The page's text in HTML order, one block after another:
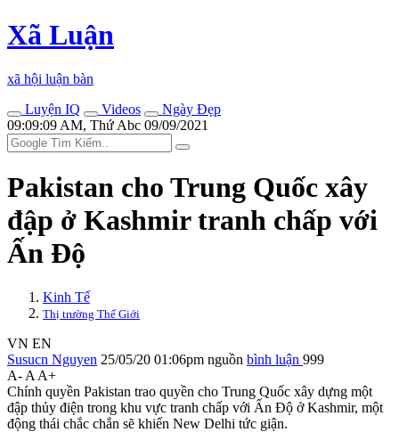
Xã Luận
xã hội luận bàn
Luyện IQ
Videos
Ngày Đẹp
09:09:09 AM, Thứ Abc 09/09/2021
Pakistan cho Trung Quốc xây
đập ở Kashmir tranh chấp với
Ấn Độ
Kinh Tế
Thị trường Thế Giới
VN EN
Susucn Nguyen 25/05/20 01:06pm nguồn bình luận 999
A- A A+
Chính quyền Pakistan trao quyền cho Trung Quốc xây dựng một
đập thủy điện trong khu vực tranh chấp với Ấn Độ ở Kashmir, một
động thái chắc chắn sẽ khiến New Delhi tức giận.